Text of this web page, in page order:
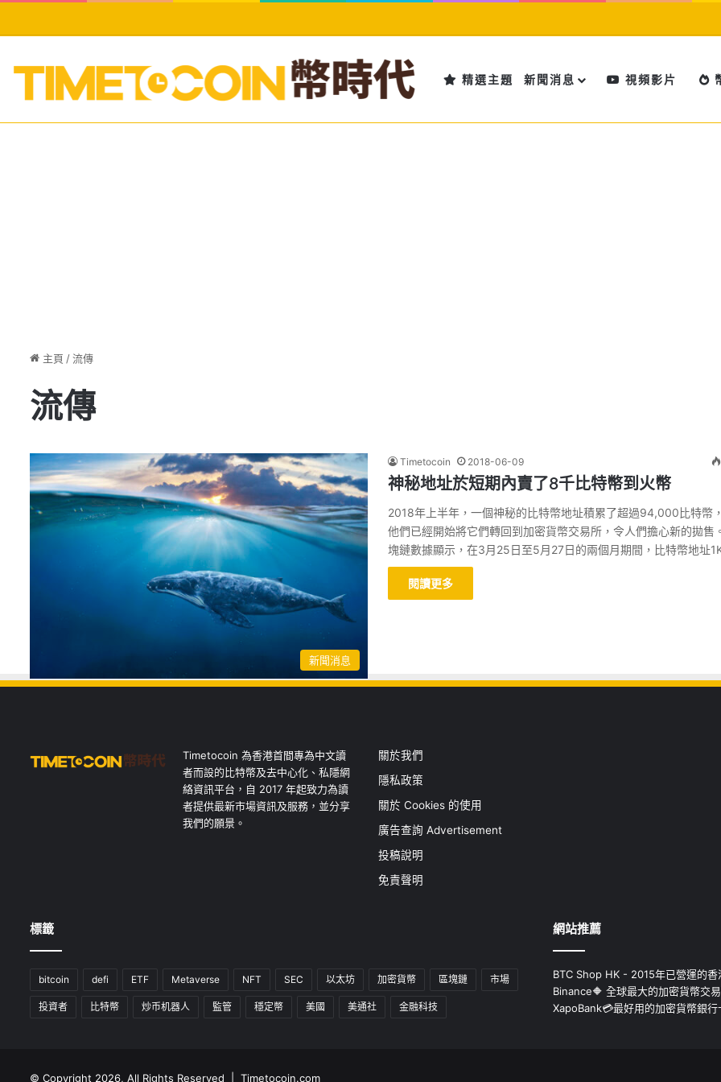
精選主題 新聞消息 視頻影片
主頁 /流傳
流傳
新聞消息
Timetocoin 2018-06-09
神秘地址於短期內賣了8千比特幣到火幣
2018年上半年，一個神秘的比特幣地址積累了超過94,000比特幣
他們已經開始將它們轉回到加密貨幣交易所，令人們擔心新的拋售
塊鏈數據顯示，在3月25日至5月27日的兩個月期間，比特幣地址
閱讀更多
Timetocoin 為香港首間專為中文讀
者而設的比特幣及去中心化、私隱網
絡資訊平台，自 2017 年起致力為讀
者提供最新市場資訊及服務，並分享
我們的願景。
關於我們
隱私政策
關於 Cookies 的使用
廣告查詢 Advertisement
投稿說明
免責聲明
標籤
bitcoin defi ETF Metaverse NFT SEC 以太坊 加密貨幣 區塊鏈 市場
投資者 比特幣 炒币机器人 監管 穩定幣 美國 美通社 金融科技
網站推薦
BTC Shop HK - 2015年已營運的
Binance🔶 全球最大的加密貨幣交
XapoBank💳最好用的加密貨幣銀行
© Copyright 2026, All Rights Reserved | Timetocoin.com